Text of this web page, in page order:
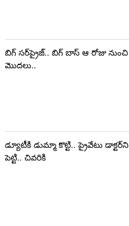
బిగ్ సర్‌ప్రైజ్‌.. బిగ్ బాస్‌ ఆ రోజు నుంచి
మొదలు..
డ్యూటీకి డుమ్మా కొట్టి.. ప్రైవేటు డాక్టర్‌ని
పెట్టి.. చివరికి